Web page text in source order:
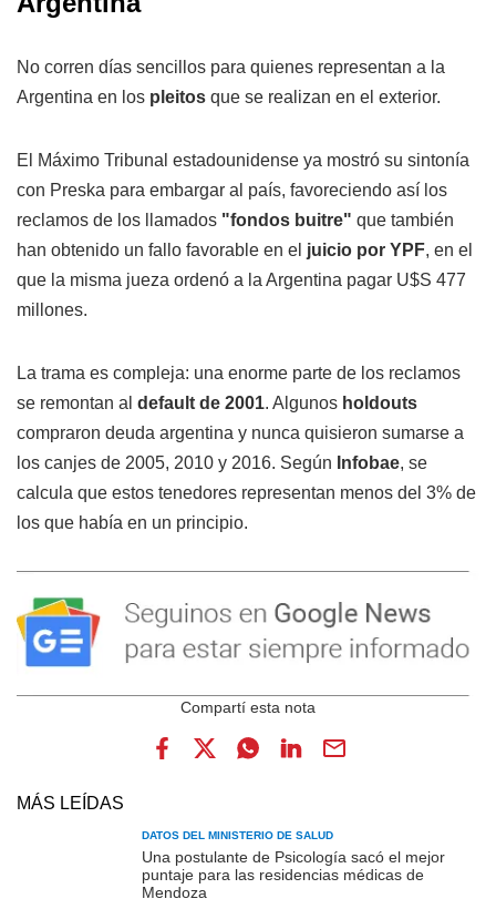
No corren días sencillos para quienes representan a la
Argentina en los pleitos que se realizan en el exterior.
El Máximo Tribunal estadounidense ya mostró su sintonía
con Preska para embargar al país, favoreciendo así los
reclamos de los llamados "fondos buitre" que también
han obtenido un fallo favorable en el juicio por YPF, en el
que la misma jueza ordenó a la Argentina pagar U$S 477
millones.
La trama es compleja: una enorme parte de los reclamos
se remontan al default de 2001. Algunos holdouts
compraron deuda argentina y nunca quisieron sumarse a
los canjes de 2005, 2010 y 2016. Según Infobae, se
calcula que estos tenedores representan menos del 3% de
los que había en un principio.
MÁS LEÍDAS
DATOS DEL MINISTERIO DE SALUD
Una postulante de Psicología sacó el mejor
puntaje para las residencias médicas de
Mendoza